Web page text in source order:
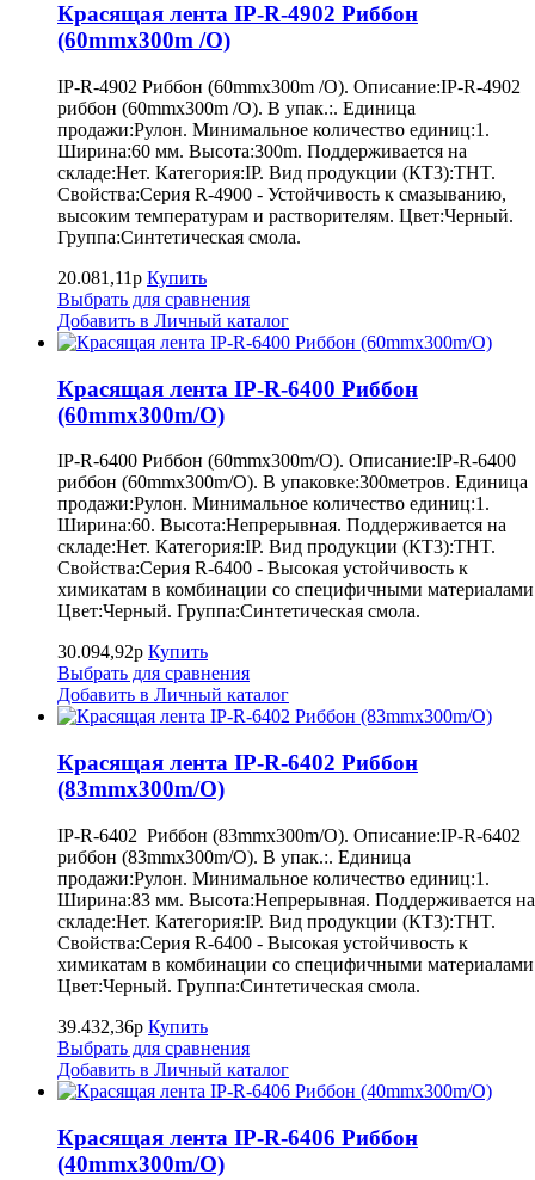
Красящая лента IP-R-4902 Риббон
(60mmx300m /O)
IP-R-4902 Риббон (60mmx300m /O). Описание:IP-R-4902
риббон (60mmx300m /O). В упак.:. Единица
продажи:Рулон. Минимальное количество единиц:1.
Ширина:60 мм. Высота:300m. Поддерживается на
складе:Нет. Категория:IP. Вид продукции (КТ3):THT.
Свойства:Серия R-4900 - Устойчивость к смазыванию,
высоким температурам и растворителям. Цвет:Черный.
Группа:Синтетическая смола.
20.081,11р Купить
Выбрать для сравнения
Добавить в Личный каталог
Красящая лента IP-R-6400 Риббон
(60mmx300m/O)
IP-R-6400 Риббон (60mmx300m/O). Описание:IP-R-6400
риббон (60mmx300m/O). В упаковке:300метров. Единица
продажи:Рулон. Минимальное количество единиц:1.
Ширина:60. Высота:Непрерывная. Поддерживается на
складе:Нет. Категория:IP. Вид продукции (КТ3):THT.
Свойства:Серия R-6400 - Высокая устойчивость к
химикатам в комбинации со специфичными
Цвет:Черный. Группа:Синтетическая смола.
30.094,92р Купить
Выбрать для сравнения
Добавить в Личный каталог
Красящая лента IP-R-6402 Риббон
(83mmx300m/O)
IP-R-6402 Риббон (83mmx300m/O). Описание:IP-R-6402
риббон (83mmx300m/O). В упак.:. Единица
продажи:Рулон. Минимальное количество единиц:1.
Ширина:83 мм. Высота:Непрерывная. Поддерживается на
складе:Нет. Категория:IP. Вид продукции (КТ3):THT.
Свойства:Серия R-6400 - Высокая устойчивость к
химикатам в комбинации со специфичными
Цвет:Черный. Группа:Синтетическая смола.
39.432,36р Купить
Выбрать для сравнения
Добавить в Личный каталог
Красящая лента IP-R-6406 Риббон
(40mmx300m/O)